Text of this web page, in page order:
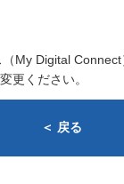
My Digital
更ください。
＜ 戻る